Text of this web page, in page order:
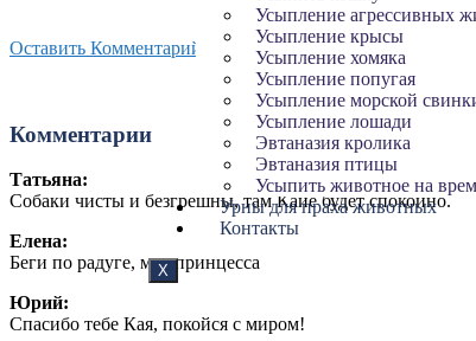
Усыпление агрессивных
Усыпление крысы
Усыпление хомяка
Усыпление попугая
Усыпление морской
Усыпление лошади
Эвтаназия кролика
Эвтаназия птицы
Усыпить животное на
Урны для праха животных
Контакты
X
Оставить Комментарий
Комментарии
Татьяна:
Собаки чисты и безгрешны, там Кайе будет спокойно.
Елена:
Беги по радуге, моя принцесса
Юрий:
Спасибо тебе Кая, покойся с миром!